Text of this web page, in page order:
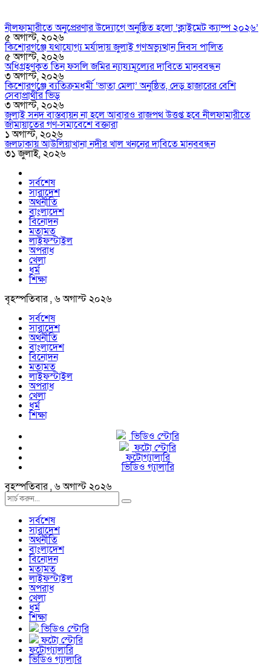
নীলফামারীতে অনুপ্রেরণার উদ্যোগে অনুষ্ঠিত হলো ‘ক্লাইমেট ক্যাম্প ২০২৬’
৫ অগাস্ট, ২০২৬
কিশোরগঞ্জে যথাযোগ্য মর্যাদায় জুলাই গণঅভ্যুত্থান দিবস পালিত
৫ অগাস্ট, ২০২৬
অধিগ্রহণকৃত তিন ফসলি জমির ন্যায্যমূল্যের দাবিতে মানববন্ধন
৩ অগাস্ট, ২০২৬
কিশোরগঞ্জে ব্যতিক্রমধর্মী ‘ভাতা মেলা’ অনুষ্ঠিত, দেড় হাজারের বেশি
সেবাপ্রার্থীর ভিড়
৩ অগাস্ট, ২০২৬
জুলাই সনদ বাস্তবায়ন না হলে আবারও রাজপথ উত্তপ্ত হবে নীলফামারীতে
জামায়াতের গণ-সমাবেশে বক্তারা
১ অগাস্ট, ২০২৬
জলঢাকায় আউলিয়াখানা নদীর খাল খননের দাবিতে মানববন্ধন
৩১ জুলাই, ২০২৬
সর্বশেষ
সারাদেশ
অর্থনীতি
বাংলাদেশ
বিনোদন
মতামত
লাইফস্টাইল
অপরাধ
খেলা
ধর্ম
শিক্ষা
বৃহস্পতিবার , ৬ অগাস্ট ২০২৬
সর্বশেষ
সারাদেশ
অর্থনীতি
বাংলাদেশ
বিনোদন
মতামত
লাইফস্টাইল
অপরাধ
খেলা
ধর্ম
শিক্ষা
ভিডিও স্টোরি
ফটো স্টোরি
ফটোগ্যালারি
ভিডিও গ্যালারি
বৃহস্পতিবার , ৬ অগাস্ট ২০২৬
সর্বশেষ
সারাদেশ
অর্থনীতি
বাংলাদেশ
বিনোদন
মতামত
লাইফস্টাইল
অপরাধ
খেলা
ধর্ম
শিক্ষা
ভিডিও স্টোরি
ফটো স্টোরি
ফটোগ্যালারি
ভিডিও গ্যালারি